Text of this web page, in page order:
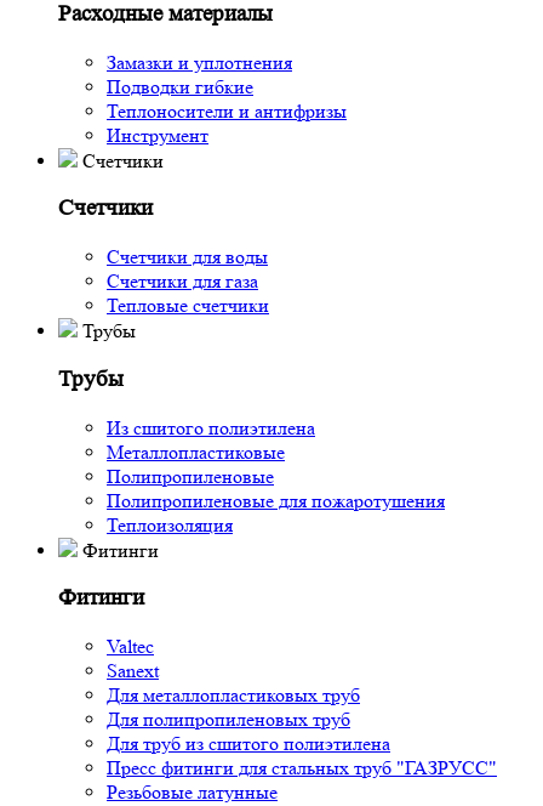
Расходные материалы
Замазки и уплотнения
Подводки гибкие
Теплоносители и антифризы
Инструмент
Счетчики
Счетчики
Счетчики для воды
Счетчики для газа
Тепловые счетчики
Трубы
Трубы
Из сшитого полиэтилена
Металлопластиковые
Полипропиленовые
Полипропиленовые для пожаротушения
Теплоизоляция
Фитинги
Фитинги
Valtec
Sanext
Для металлопластиковых труб
Для полипропиленовых труб
Для труб из сшитого полиэтилена
Пресс фитинги для стальных труб "ГАЗРУСС"
Резьбовые латунные